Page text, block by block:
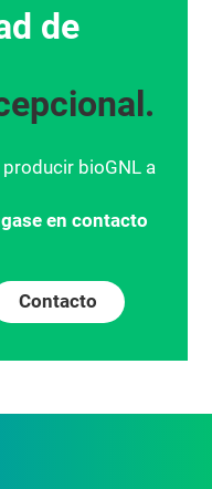
de
bioGNL a
en contacto
Contacto